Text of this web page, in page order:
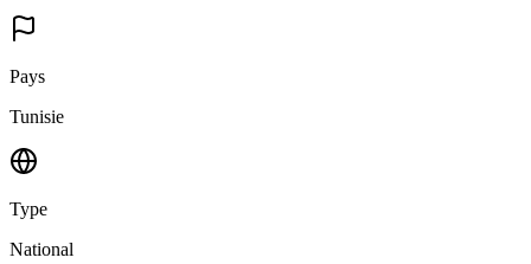
Pays
Tunisie
Type
National